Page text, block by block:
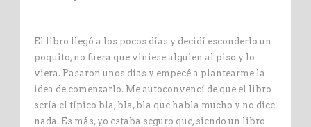
El libro llegó a los pocos días y decidí esconderlo un
poquito, no fuera que viniese alguien al piso y lo
viera. Pasaron unos días y empecé a plantearme la
idea de comenzarlo. Me autoconvencí de que el libro
sería el típico bla, bla, bla que habla mucho y no dice
nada. Es más, yo estaba seguro que, siendo un libro